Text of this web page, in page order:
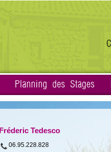
Planning des Stages
Fréderic Tedesco
06.95.228.828